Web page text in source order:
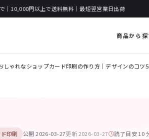
｜10,000円以上で送料無料｜最短翌営業日出荷
商品から探
しゃれなショップカード印刷の作り方｜デザインのコツ
印刷 公開 2026-03-27更新 2026-03-27 読了目安 10